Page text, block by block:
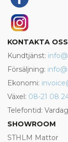
KONTAKTA OSS
Kundtjänst:
Försäljning:
Ekonomi:
Växel: 08-21 08
Telefontid:
SHOWROOM
STHLM Mattor